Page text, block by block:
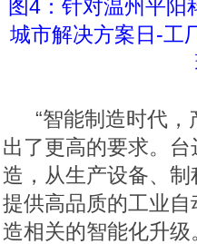
图4：针对温州平阳
城市解决方案日-工
“智能制造时代
出了更高的要求。
造，从生产设备、
提供高品质的工业
造相关的智能化升